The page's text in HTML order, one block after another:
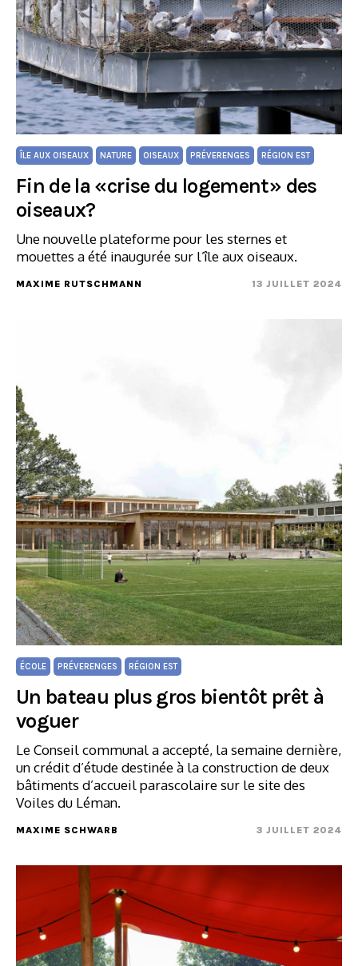
ÎLE AUX OISEAUX NATURE OISEAUX PRÉVERENGES RÉGION EST
Fin de la «crise du logement» des
oiseaux?
Une nouvelle plateforme pour les sternes et
mouettes a été inaugurée sur l’île aux oiseaux.
MAXIME RUTSCHMANN 13 JUILLET 2024
ÉCOLE PRÉVERENGES RÉGION EST
Un bateau plus gros bientôt prêt à
voguer
Le Conseil communal a accepté, la semaine dernière,
un crédit d’étude destinée à la construction de deux
bâtiments d’accueil parascolaire sur le site des
Voiles du Léman.
MAXIME SCHWARB 3 JUILLET 2024